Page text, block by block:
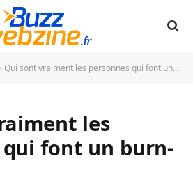
Qui sont vraiment les personnes qui font un burn-out ?
les
qui font un burn-